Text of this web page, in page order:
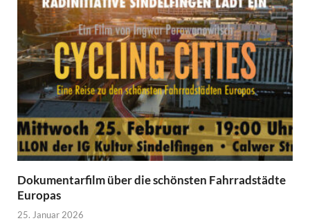
Dokumentarfilm über die schönsten Fahrradstädte
Europas
25. Januar 2026